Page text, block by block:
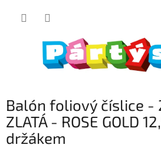
Balón foliový číslice -
ZLATÁ - ROSE GOLD
držákem